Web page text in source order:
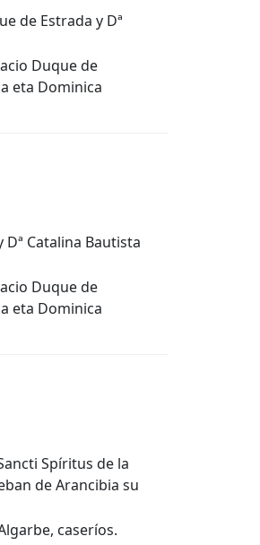
de Estrada y Dª
Duque de
eta Dominica
Catalina Bautista
Duque de
eta Dominica
Spíritus de la
de Arancibia su
caseríos.